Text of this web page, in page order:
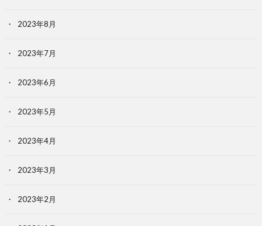
2023年8月
2023年7月
2023年6月
2023年5月
2023年4月
2023年3月
2023年2月